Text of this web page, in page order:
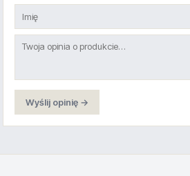
Wyślij opinię →